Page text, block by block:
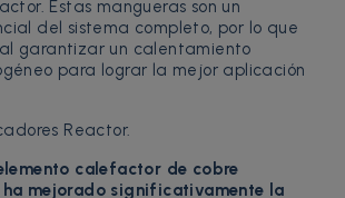
Estas mangueras son un
del sistema completo, por lo que
garantizar un calentamiento
para lograr la mejor aplicación
Reactor.
calefactor de cobre
mejorado significativamente la